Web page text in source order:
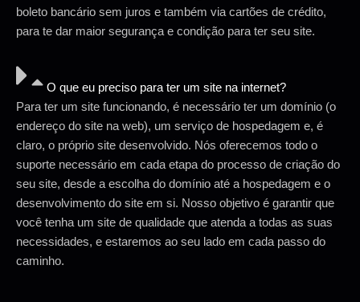
boleto bancário sem juros e também via cartões de crédito,
para te dar maior segurança e condição para ter seu site.
O que eu preciso para ter um site na internet?
Para ter um site funcionando, é necessário ter um domínio (o
endereço do site na web), um serviço de hospedagem e, é
claro, o próprio site desenvolvido. Nós oferecemos todo o
suporte necessário em cada etapa do processo de criação do
seu site, desde a escolha do domínio até a hospedagem e o
desenvolvimento do site em si. Nosso objetivo é garantir que
você tenha um site de qualidade que atenda a todas as suas
necessidades, e estaremos ao seu lado em cada passo do
caminho.